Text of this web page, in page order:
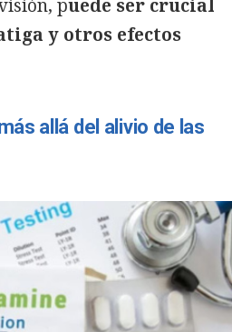
puede ser crucial
y otros efectos
allá del alivio de las